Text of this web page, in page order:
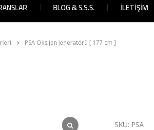
BLOG & S.S.S. İLETİŞİM
PSA Oksijen Jeneratörü [ 177 cm ]
SKU: PSA